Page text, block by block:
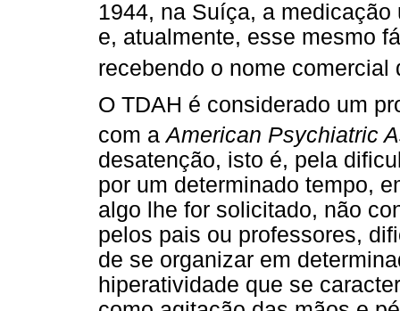
1944, na Suíça, a
e, atualmente, esse mesmo
recebendo o nome comercial
O TDAH é considerado um
com aAmerican Psychiatric
desatenção, isto é, pela
por um determinado tempo,
algo lhe for solicitado, não
pelos pais ou professores,
de se organizar em
hiperatividade que se